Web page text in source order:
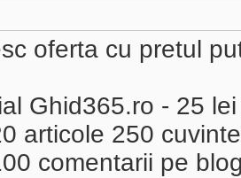
oferta cu pretul
Ghid365.ro - 25 lei
articole 250
comentarii pe